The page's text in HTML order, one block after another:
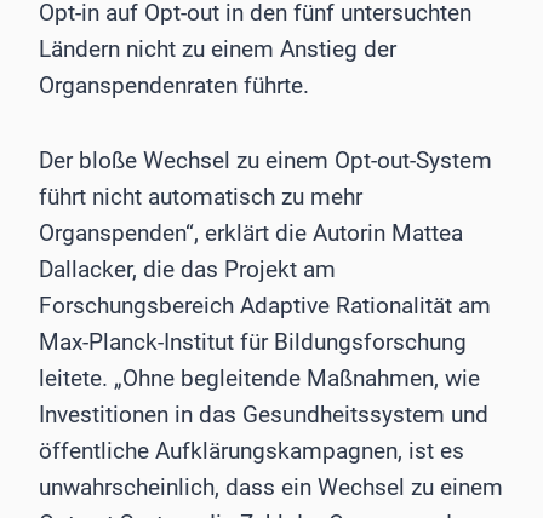
Opt-in auf Opt-out in den fünf untersuchten
Ländern nicht zu einem Anstieg der
Organspendenraten führte.
Der bloße Wechsel zu einem Opt-out-System
führt nicht automatisch zu mehr
Organspenden“, erklärt die Autorin Mattea
Dallacker, die das Projekt am
Forschungsbereich Adaptive Rationalität am
Max-Planck-Institut für Bildungsforschung
leitete. „Ohne begleitende Maßnahmen, wie
Investitionen in das Gesundheitssystem und
öffentliche Aufklärungskampagnen, ist es
unwahrscheinlich, dass ein Wechsel zu einem